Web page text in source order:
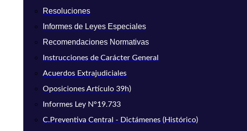
Resoluciones
Informes de Leyes Especiales
Recomendaciones Normativas
Instrucciones de Carácter General
Acuerdos Extrajudiciales
Oposiciones Artículo 39h)
Informes Ley N°19.733
C.Preventiva Central - Dictámenes (Histórico)